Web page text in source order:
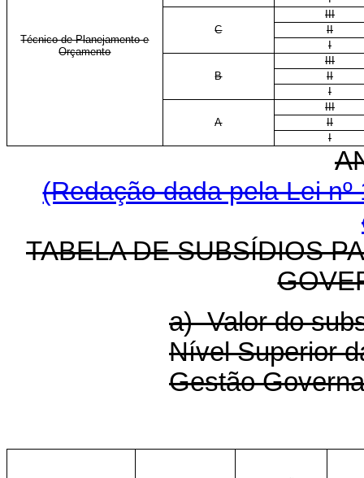
Técnico de Planejamento e
Orçamento
C
III
II
I
B
III
II
I
A
III
II
I
(Redação dada pela Lei
TABELA DE SUBSÍDIOS
a) Valor do
Nível Superior
Gestão